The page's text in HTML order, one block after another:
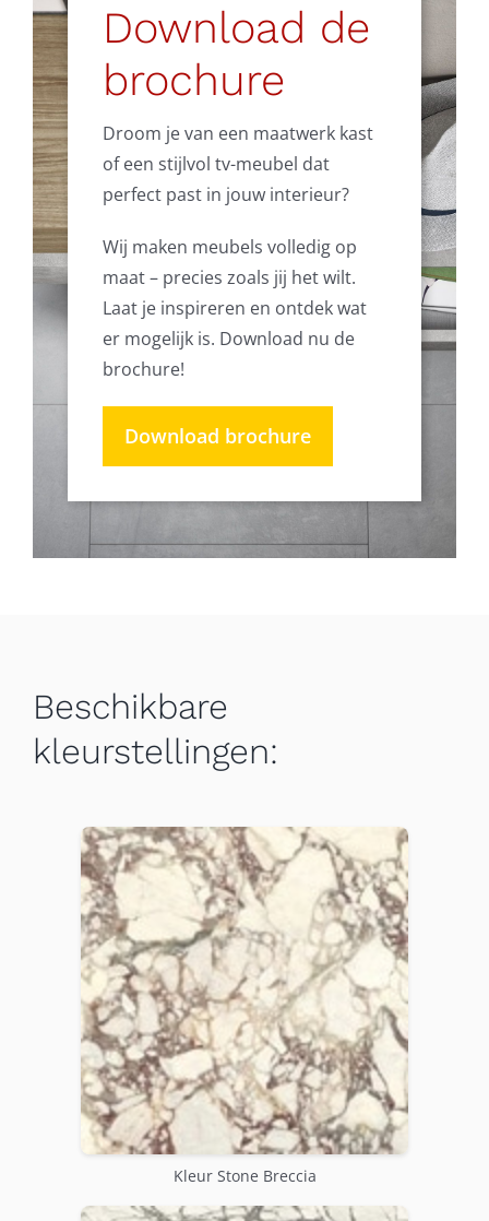
Download de
brochure
Droom je van een maatwerk kast
of een stijlvol tv-meubel dat
perfect past in jouw interieur?
Wij maken meubels volledig op
maat – precies zoals jij het wilt.
Laat je inspireren en ontdek wat
er mogelijk is. Download nu de
brochure!
Download brochure
Beschikbare
kleurstellingen:
Kleur Stone Breccia